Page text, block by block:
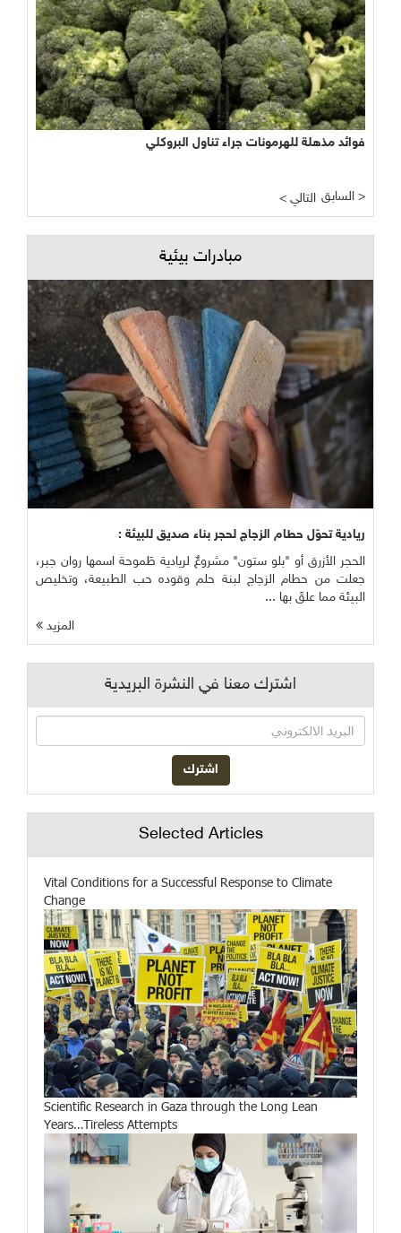
فوائد مذهلة للهرمونات جراء تناول البروكلي
< التالي السابق >
مبادرات بيئية
ريادية تحوّل حطام الزجاج لحجر بناء صديق للبيئة :
الحجر الأزرق أو "بلو ستون" مشروعٌ لريادية طَموحة اسمها روان جبر،
جعلت من حطام الزجاج لبنة حلم وقوده حب الطبيعة، وتخليص
البيئة مما علقَ بها ...
المزيد
اشترك معنا في النشرة البريدية
Selected Articles
Vital Conditions for a Successful Response to Climate
Change
Scientific Research in Gaza through the Long Lean
Years…Tireless Attempts